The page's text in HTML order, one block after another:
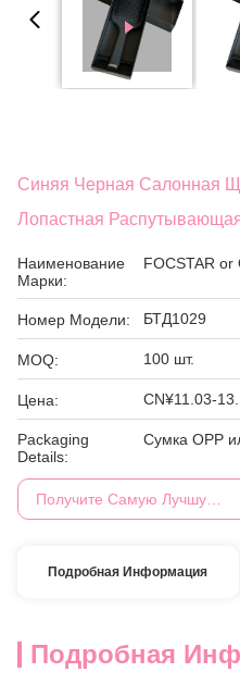
Синяя Черная Салонная
Лопастная
Наименование
Марки:
FOCSTAR or
Номер Модели: БТД1029
MOQ: 100 шт.
Цена: CN¥11.03-
Packaging
Details:
Сумка OPP
Подробная Информация
Подробная